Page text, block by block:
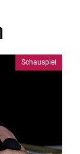
Schauspiel